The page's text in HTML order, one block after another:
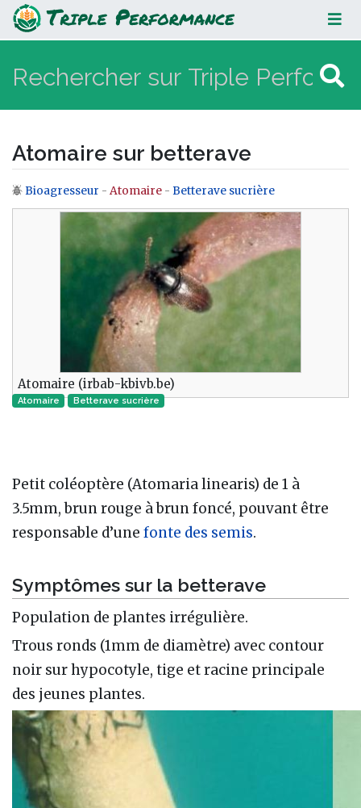
Atomaire sur betterave
Atomaire sur betterave
Aller à :navigation,rechercher
Bioagresseur - Atomaire - Betterave sucrière
Atomaire (irbab-kbivb.be)
Atomaire Betterave sucrière
Petit coléoptère (Atomaria linearis) de 1 à
3.5mm, brun rouge à brun foncé, pouvant être
responsable d’une fonte des semis.
Symptômes sur la betterave
Population de plantes irrégulière.
Trous ronds (1mm de diamètre) avec contour
noir sur hypocotyle, tige et racine principale
des jeunes plantes.